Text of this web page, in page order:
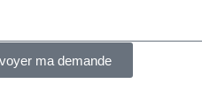
ma demande